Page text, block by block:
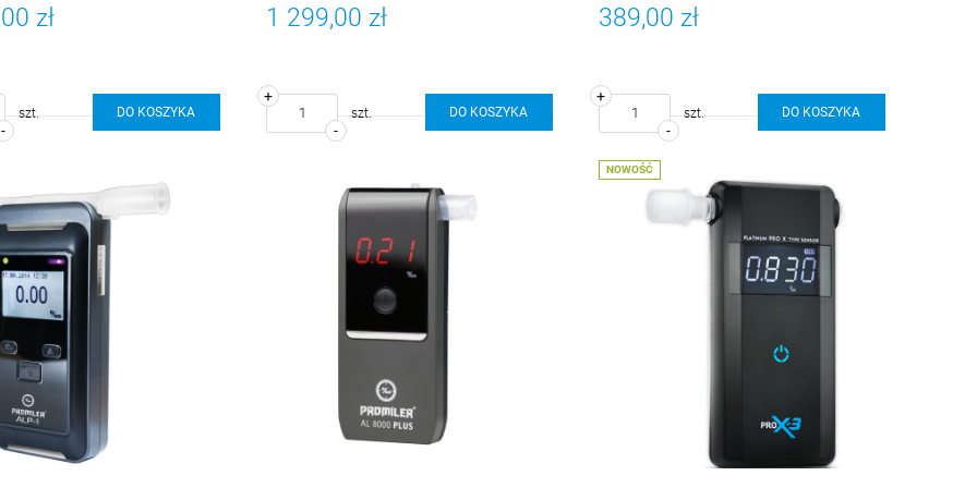
zł
-
szt. DO KOSZYKA
1 299,00 zł
-
+
szt. DO KOSZYKA
389,00 zł
-
+
szt. DO KOSZYKA
NOWOŚĆ